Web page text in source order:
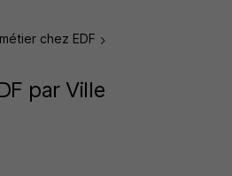
chez EDF
par Ville